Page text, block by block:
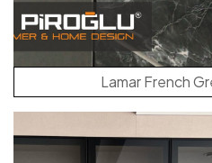
Lamar French